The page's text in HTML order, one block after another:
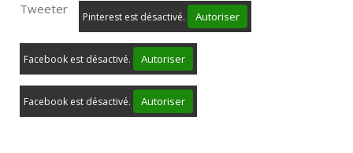
Tweeter
Pinterest est désactivé. Autoriser
Facebook est désactivé. Autoriser
Facebook est désactivé. Autoriser